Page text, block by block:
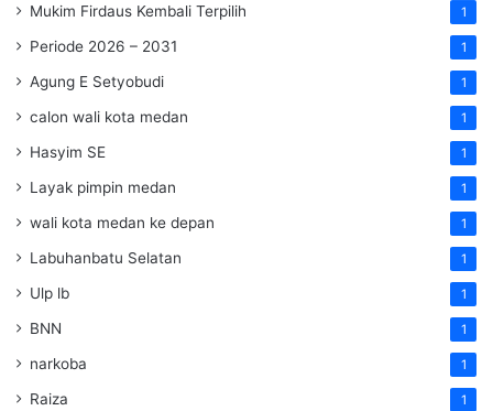
Mukim Firdaus Kembali Terpilih 1
Periode 2026 – 2031 1
Agung E Setyobudi 1
calon wali kota medan 1
Hasyim SE 1
Layak pimpin medan 1
wali kota medan ke depan 1
Labuhanbatu Selatan 1
Ulp lb 1
BNN 1
narkoba 1
Raiza 1